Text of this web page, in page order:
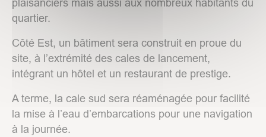
plaisanciers mais aussi aux nombreux habitants du
quartier.
Côté Est, un bâtiment sera construit en proue du
site, à l’extrémité des cales de lancement,
intégrant un hôtel et un restaurant de prestige.
A terme, la cale sud sera réaménagée pour facilité
la mise à l’eau d’embarcations pour une navigation
à la journée.